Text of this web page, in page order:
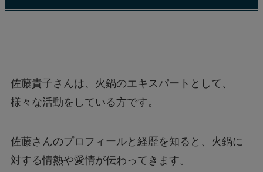
佐藤貴子さんは、火鍋のエキスパートとして、
様々な活動をしている方です。
佐藤さんのプロフィールと経歴を知ると、火鍋に
対する情熱や愛情が伝わってきます。